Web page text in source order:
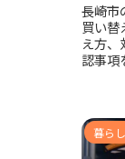
長崎市
買い
え方
認事項
の注
暮らし